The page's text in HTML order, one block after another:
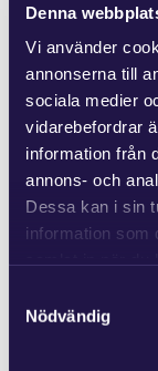
Denna
Vi använder
annonserna till
sociala medier
vidarebefordrar
information från
annons- och
Dessa kan i sin
information som
Läs mer ivår
Nödvändig